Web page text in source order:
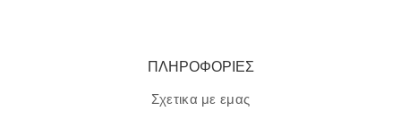
ΠΛΗΡΟΦΟΡΙΕΣ
Σχετικα με εμας